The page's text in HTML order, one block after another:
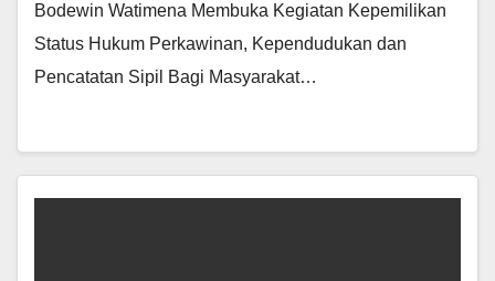
Bodewin Watimena Membuka Kegiatan Kepemilikan
Status Hukum Perkawinan, Kependudukan dan
Pencatatan Sipil Bagi Masyarakat…